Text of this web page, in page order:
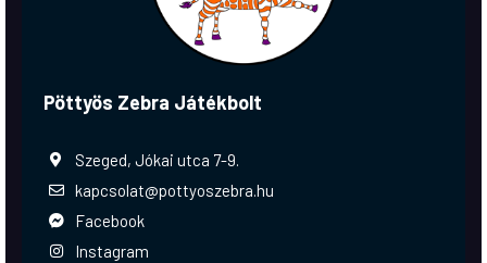
Pöttyös Zebra Játékbolt
Szeged, Jókai utca 7-9.
kapcsolat@pottyoszebra.hu
Facebook
Instagram